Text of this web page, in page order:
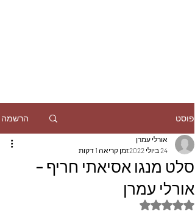
פוסט הרשמה
סלט מנגו אסיאתי חריף –
אורלי עמרן
אורלי עמרן
24 ביולי 2022
זמן קריאה 1 דקות
דירוג של NaN מתוך 5 כוכבים